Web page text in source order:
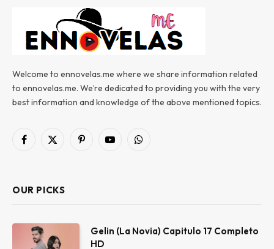
Welcome to ennovelas.me where we share information related
to ennovelas.me. We’re dedicated to providing you with the very
best information and knowledge of the above mentioned topics.
Facebook
X
PinterestYouTubeWhatsApp
OUR PICKS
Gelin (La Novia) Capitulo 17 Completo
HD